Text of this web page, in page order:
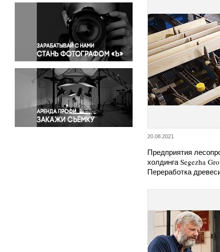
Окружающая среда
Политика
Правосудие
Происшествия и конфликты
Религия
Светская жизнь
Спорт
Экология
Экономика и бизнес
20.08.2021
Предприятия
холдинга Segezha
Переработка